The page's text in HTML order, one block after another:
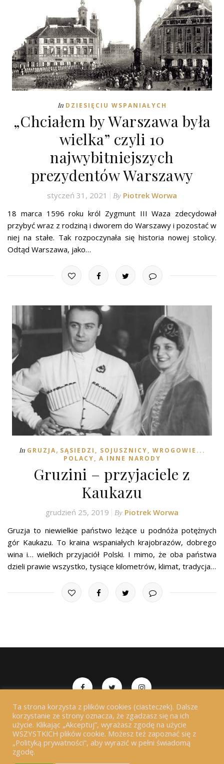
In DZIESIĘCIU WSPANIAŁYCH
„Chciałem by Warszawa była
wielka” czyli 10
najwybitniejszych
prezydentów Warszawy
styczeń 31, 2021 By Piotrek Worwa
18 marca 1596 roku król Zygmunt III Waza zdecydował
przybyć wraz z rodziną i dworem do Warszawy i pozostać w
niej na stałe. Tak rozpoczynała się historia nowej stolicy.
Odtąd Warszawa, jako…
In GRUZJA, SĄSIEDZI, SOJUSZNICY, WROGOWIE...
POLACY, A INNE NARODY
Gruzini – przyjaciele z
Kaukazu
grudzień 25, 2019 By Piotrek Worwa
Gruzja to niewielkie państwo leżące u podnóża potężnych
gór Kaukazu. To kraina wspaniałych krajobrazów, dobrego
wina i… wielkich przyjaciół Polski. I mimo, że oba państwa
dzieli prawie wszystko, tysiące kilometrów, klimat, tradycja…
Copyrights 2018-2026 Chwała Zapomniana. All Rights
Reserved.
Ta strona korzysta z plików cookies (ciasteczek). Dalsze
korzystanie ze strony oznacza, że zgadzasz się na ich
użycie. Klikając „Akceptuj”, wyrażasz zgodę na użycie
WSZYSTKICH plików cookie. Możesz też zapoznać się z
„Polityką prywatności”, aby wyrazić w pełni świadomą
zgodę.